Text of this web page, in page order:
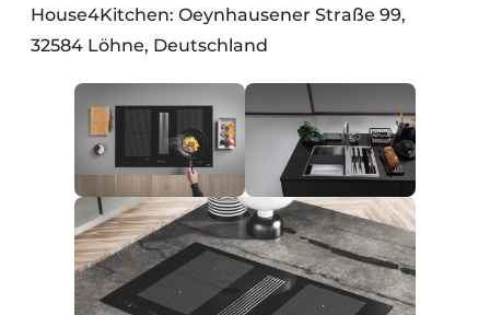
House4Kitchen: Oeynhausener Straße 99,
32584 Löhne, Deutschland